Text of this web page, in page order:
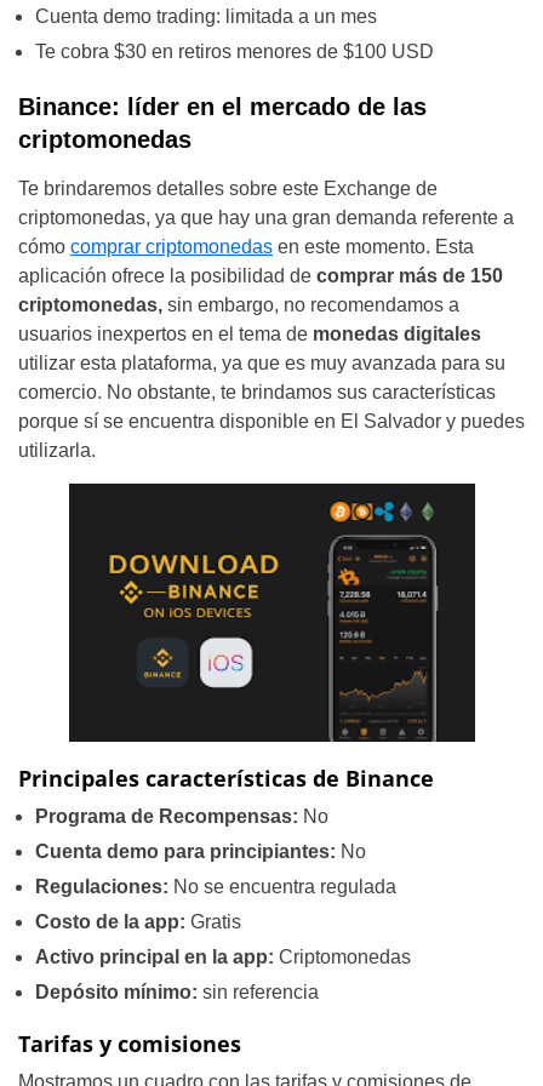
Cuenta demo trading: limitada a un mes
Te cobra $30 en retiros menores de $100 USD
Binance: líder en el mercado de las
criptomonedas
Te brindaremos detalles sobre este Exchange de
criptomonedas, ya que hay una gran demanda referente a
cómo comprar criptomonedas en este momento. Esta
aplicación ofrece la posibilidad de comprar más de 150
criptomonedas, sin embargo, no recomendamos a
usuarios inexpertos en el tema de monedas digitales
utilizar esta plataforma, ya que es muy avanzada para su
comercio. No obstante, te brindamos sus características
porque sí se encuentra disponible en El Salvador y puedes
utilizarla.
Principales características de Binance
Programa de Recompensas: No
Cuenta demo para principiantes: No
Regulaciones: No se encuentra regulada
Costo de la app: Gratis
Activo principal en la app: Criptomonedas
Depósito mínimo: sin referencia
Tarifas y comisiones